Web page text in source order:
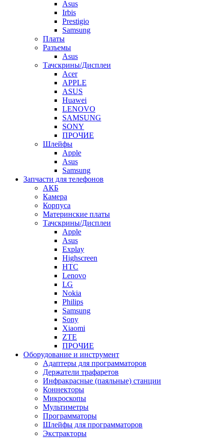
Asus
Irbis
Prestigio
Samsung
Платы
Разъемы
Asus
Тачскрины/Дисплеи
Acer
APPLE
ASUS
Huawei
LENOVO
SAMSUNG
SONY
ПРОЧИЕ
Шлейфы
Apple
Asus
Samsung
Запчасти для телефонов
АКБ
Камера
Корпуса
Материнские платы
Тачскрины/Дисплеи
Apple
Asus
Explay
Highscreen
HTC
Lenovo
LG
Nokia
Philips
Samsung
Sony
Xiaomi
ZTE
ПРОЧИЕ
Оборудование и инструмент
Адаптеры для программаторов
Держатели трафаретов
Инфракрасные (паяльные) станции
Коннекторы
Микроскопы
Мультиметры
Программаторы
Шлейфы для программаторов
Экстракторы